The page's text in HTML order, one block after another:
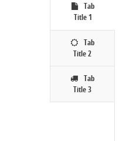
Tab
Title 1
Tab
Title 2
Tab
Title 3